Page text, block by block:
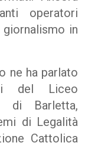
operatori
giornalismo in
ne ha parlato
del Liceo
di Barletta,
di Legalità
Cattolica